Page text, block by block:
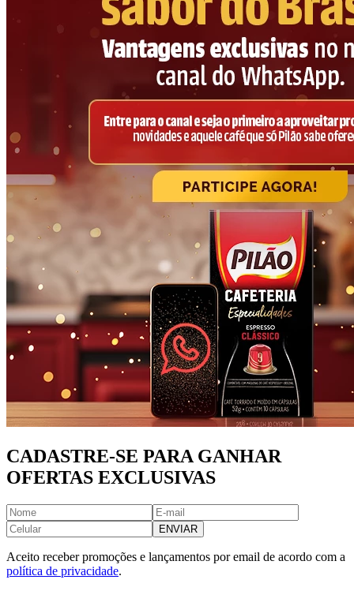
CADASTRE-SE PARA GANHAR
OFERTAS EXCLUSIVAS
ENVIAR
Aceito receber promoções e lançamentos por email de acordo com a
política de privacidade.